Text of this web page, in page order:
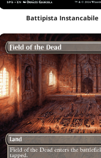
Battipista Instancabile